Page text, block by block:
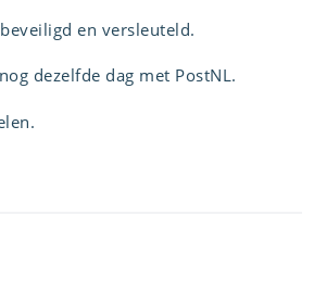
en versleuteld.
dezelfde dag met PostNL.